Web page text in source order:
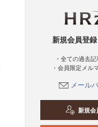
新規会員登録
・全ての過去
・会員限定メル
メール
新規会